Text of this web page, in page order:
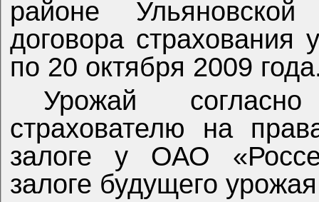
районе
договора страхования
по 20 октября 2009
Урожай
страхователю на
залоге у ОАО
залоге будущего